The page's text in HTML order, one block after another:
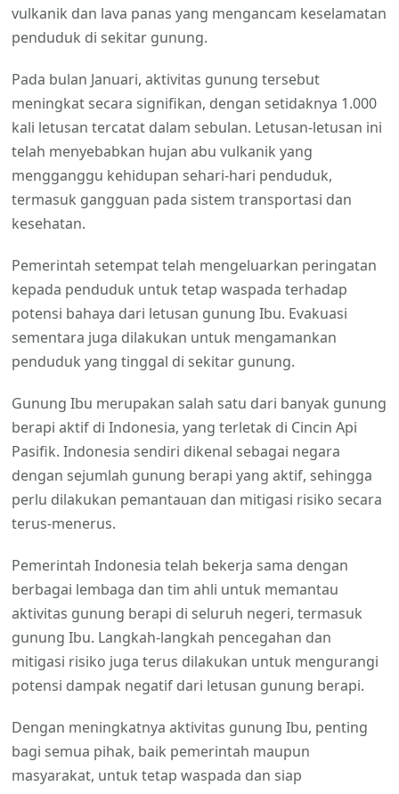
vulkanik dan lava panas yang mengancam keselamatan
penduduk di sekitar gunung.
Pada bulan Januari, aktivitas gunung tersebut
meningkat secara signifikan, dengan setidaknya 1.000
kali letusan tercatat dalam sebulan. Letusan-letusan ini
telah menyebabkan hujan abu vulkanik yang
mengganggu kehidupan sehari-hari penduduk,
termasuk gangguan pada sistem transportasi dan
kesehatan.
Pemerintah setempat telah mengeluarkan peringatan
kepada penduduk untuk tetap waspada terhadap
potensi bahaya dari letusan gunung Ibu. Evakuasi
sementara juga dilakukan untuk mengamankan
penduduk yang tinggal di sekitar gunung.
Gunung Ibu merupakan salah satu dari banyak gunung
berapi aktif di Indonesia, yang terletak di Cincin Api
Pasifik. Indonesia sendiri dikenal sebagai negara
dengan sejumlah gunung berapi yang aktif, sehingga
perlu dilakukan pemantauan dan mitigasi risiko secara
terus-menerus.
Pemerintah Indonesia telah bekerja sama dengan
berbagai lembaga dan tim ahli untuk memantau
aktivitas gunung berapi di seluruh negeri, termasuk
gunung Ibu. Langkah-langkah pencegahan dan
mitigasi risiko juga terus dilakukan untuk mengurangi
potensi dampak negatif dari letusan gunung berapi.
Dengan meningkatnya aktivitas gunung Ibu, penting
bagi semua pihak, baik pemerintah maupun
masyarakat, untuk tetap waspada dan siap